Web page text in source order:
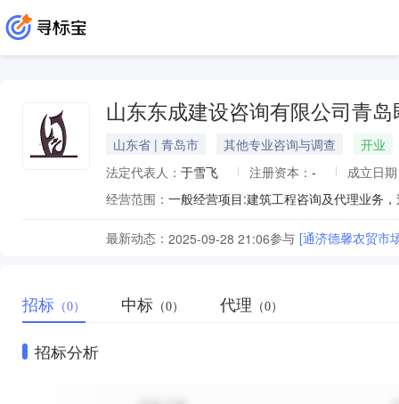
山东东成建设咨询有限公司青
山东省 | 青岛市 其他专业咨询与调查
开业
法定代表人： 于雪飞 注册资本： -
成立日
经营范围：
最新动态： 2025-09-28 21:06参与 [通济德馨农贸市
招标 （0） 中标 （0） 代理 （0）
招标分析